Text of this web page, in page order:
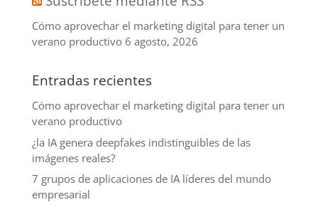
Cómo aprovechar el marketing digital para tener un
verano productivo 6 agosto, 2026
Entradas recientes
Cómo aprovechar el marketing digital para tener un
verano productivo
¿la IA genera deepfakes indistinguibles de las
imágenes reales?
7 grupos de aplicaciones de IA líderes del mundo
empresarial